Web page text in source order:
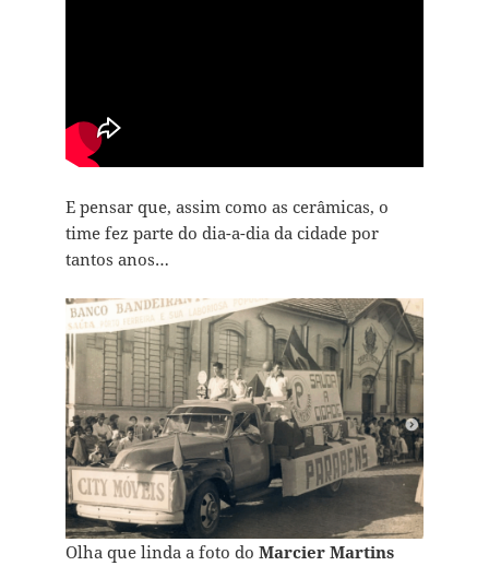
E pensar que, assim como as cerâmicas, o
time fez parte do dia-a-dia da cidade por
tantos anos…
Olha que linda a foto do Marcier Martins